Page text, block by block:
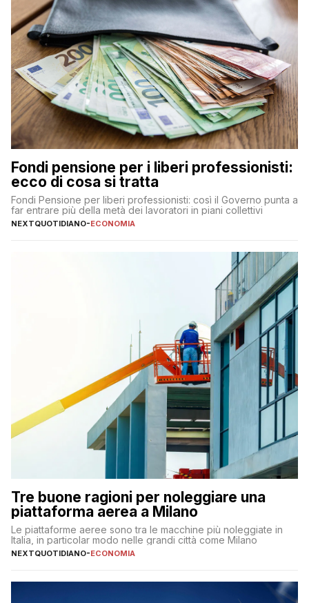
Fondi pensione per i liberi professionisti:
ecco di cosa si tratta
Fondi Pensione per liberi professionisti: così il Governo punta a
far entrare più della metà dei lavoratori in piani collettivi
NEXTQUOTIDIANO-ECONOMIA
Tre buone ragioni per noleggiare una
piattaforma aerea a Milano
Le piattaforme aeree sono tra le macchine più noleggiate in
Italia, in particolar modo nelle grandi città come Milano
NEXTQUOTIDIANO-ECONOMIA